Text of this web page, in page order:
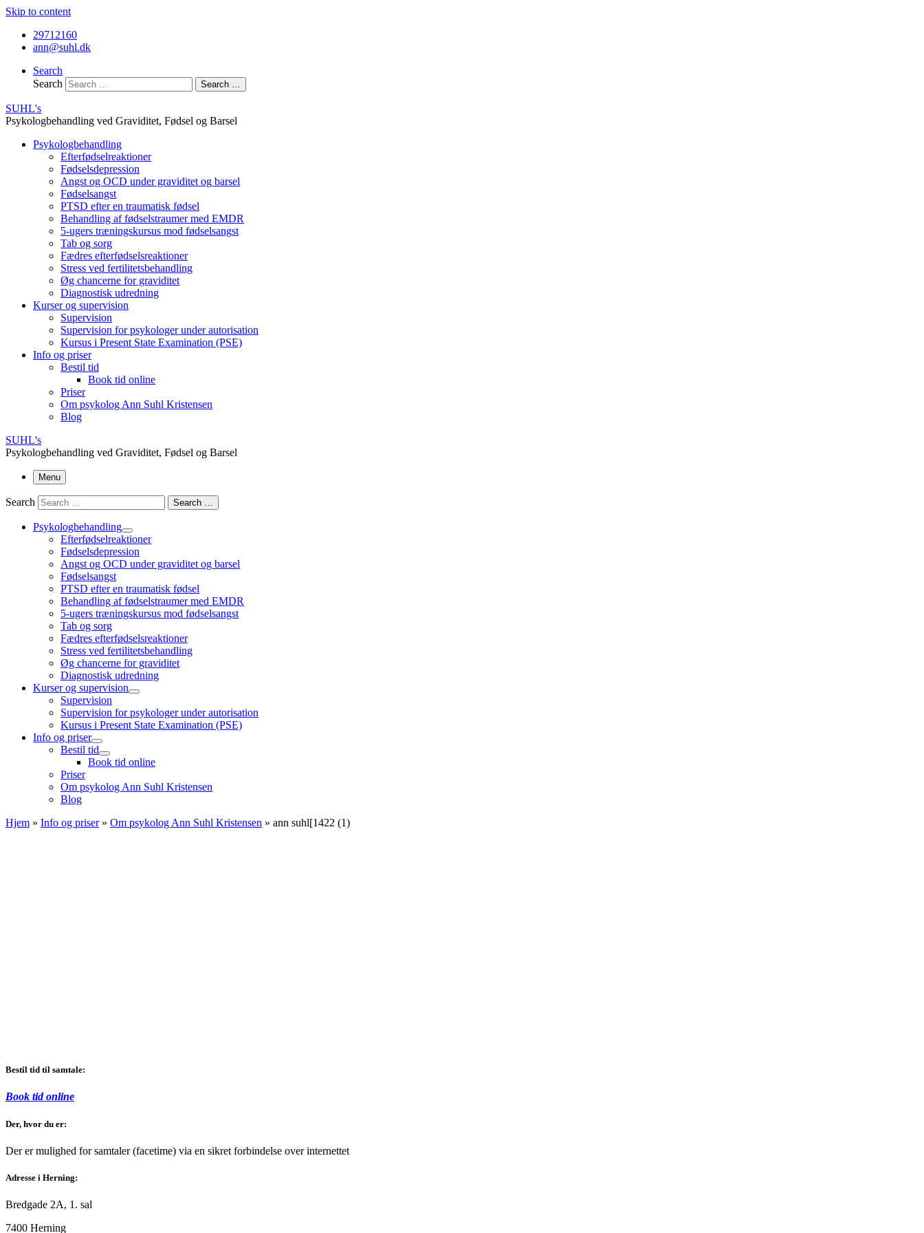
Skip to content
29712160
ann@suhl.dk
Search
Search
Search …
SUHL's
Psykologbehandling ved Graviditet, Fødsel og Barsel
Psykologbehandling
Efterfødselreaktioner
Fødselsdepression
Angst og OCD under graviditet og barsel
Fødselsangst
PTSD efter en traumatisk fødsel
Behandling af fødselstraumer med EMDR
5-ugers træningskursus mod fødselsangst
Tab og sorg
Fædres efterfødselsreaktioner
Stress ved fertilitetsbehandling
Øg chancerne for graviditet
Diagnostisk udredning
Kurser og supervision
Supervision
Supervision for psykologer under autorisation
Kursus i Present State Examination (PSE)
Info og priser
Bestil tid
Book tid online
Priser
Om psykolog Ann Suhl Kristensen
Blog
SUHL's
Psykologbehandling ved Graviditet, Fødsel og Barsel
Menu
Search Search …
Psykologbehandling
Efterfødselreaktioner
Fødselsdepression
Angst og OCD under graviditet og barsel
Fødselsangst
PTSD efter en traumatisk fødsel
Behandling af fødselstraumer med EMDR
5-ugers træningskursus mod fødselsangst
Tab og sorg
Fædres efterfødselsreaktioner
Stress ved fertilitetsbehandling
Øg chancerne for graviditet
Diagnostisk udredning
Kurser og supervision
Supervision
Supervision for psykologer under autorisation
Kursus i Present State Examination (PSE)
Info og priser
Bestil tid
Book tid online
Priser
Om psykolog Ann Suhl Kristensen
Blog
Hjem » Info og priser» Om psykolog Ann Suhl Kristensen » ann suhl[1422 (1)
Bestil tid til samtale:
Book tid online
Der, hvor du er:
Der er mulighed for samtaler (facetime) via en sikret forbindelse over internettet
Adresse i Herning:
Bredgade 2A, 1. sal
7400 Herning